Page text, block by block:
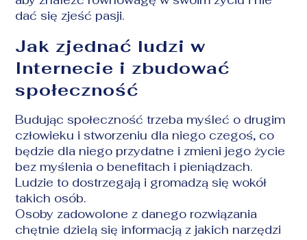
dać się zjeść pasji.
Jak zjednać ludzi w
Internecie i zbudować
społeczność
Budując społeczność trzeba myśleć o drugim
człowieku i stworzeniu dla niego czegoś, co
będzie dla niego przydatne i zmieni jego życie
bez myślenia o benefitach i pieniądzach.
Ludzie to dostrzegają i gromadzą się wokół
takich osób.
Osoby zadowolone z danego rozwiązania
chętnie dzielą się informacją z jakich narzędzi